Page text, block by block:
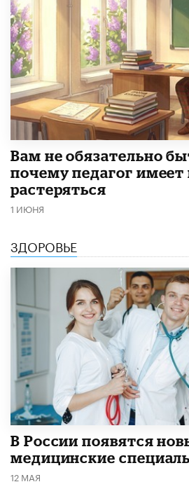
​Вам не обязательно
почему педагог имеет
растеряться
1 ИЮНЯ
ЗДОРОВЬЕ
В России появятся
медицинские
12 МАЯ